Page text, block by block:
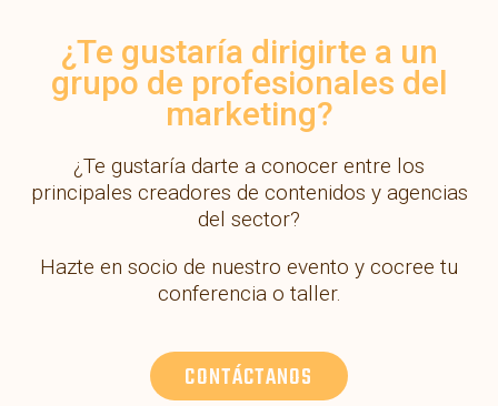
¿Te gustaría dirigirte a un
grupo de profesionales del
marketing?
¿Te gustaría darte a conocer entre los
principales creadores de contenidos y agencias
del sector?
Hazte en socio de nuestro evento y cocree tu
conferencia o taller.
CONTÁCTANOS